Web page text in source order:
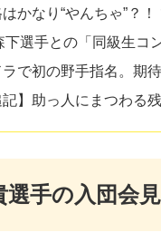
かなり“やんちゃ”？
下選手との「同級生コ
で初の野手指名。期
記】助っ人にまつわる
選手の入団会見